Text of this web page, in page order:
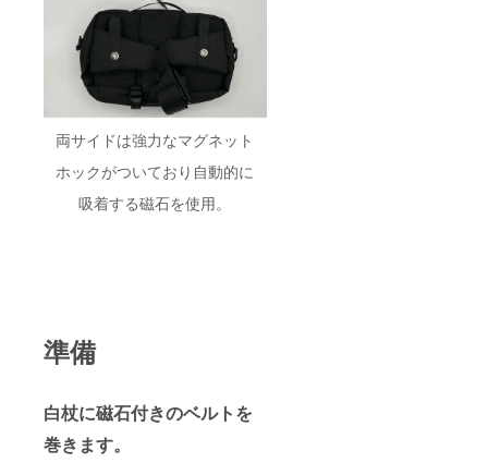
両サイドは強力なマグネット
ホックがついており自動的に
吸着する磁石を使用。
準備
白杖に磁石付きのベルトを
巻きます。